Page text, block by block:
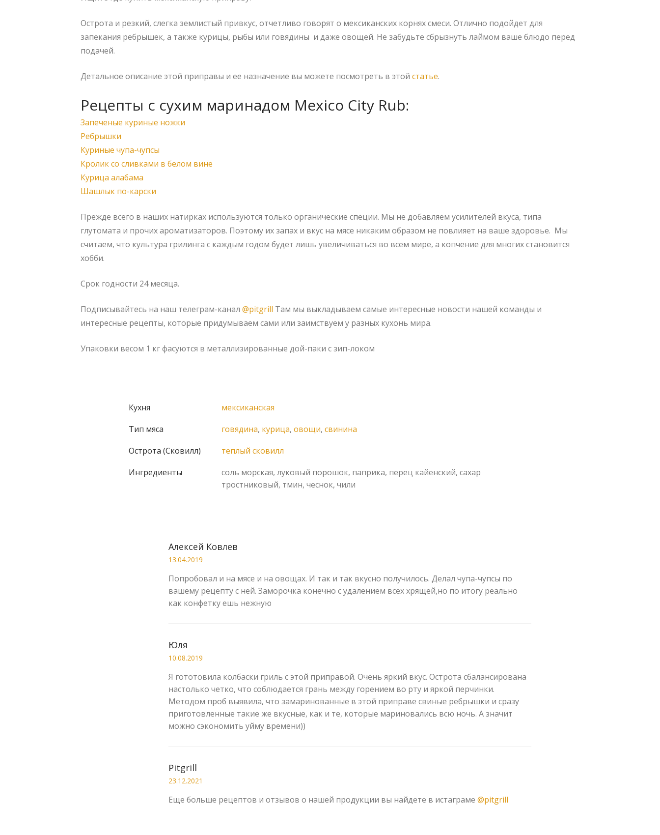
Острота и резкий, слегка землистый привкус, отчетливо говорят о мексиканских корнях смеси. Отлично подойдет для
запекания ребрышек, а также курицы, рыбы или говядины и даже овощей. Не забудьте сбрызнуть лаймом ваше блюдо перед
подачей.
Детальное описание этой приправы и ее назначение вы можете посмотреть в этой статье.
Рецепты с сухим маринадом Mexico City Rub:
Запеченые куриные ножки
Ребрышки
Куриные чупа-чупсы
Кролик со сливками в белом вине
Курица алабама
Шашлык по-карски
Прежде всего в наших натирках используются только органические специи. Мы не добавляем усилителей вкуса, типа
глутомата и прочих ароматизаторов. Поэтому их запах и вкус на мясе никаким образом не повлияет на ваше здоровье. Мы
считаем, что культура грилинга с каждым годом будет лишь увеличиваться во всем мире, а копчение для многих становится
хобби.
Срок годности 24 месяца.
Подписывайтесь на наш телеграм-канал @pitgrill Там мы выкладываем самые интересные новости нашей команды и
интересные рецепты, которые придумываем сами или заимствуем у разных кухонь мира.
Упаковки весом 1 кг фасуются в металлизированные дой-паки с зип-локом
Кухня
мексиканская
Тип мяса
говядина, курица, овощи, свинина
Острота (Сковилл)
теплый сковилл
Ингредиенты
cоль морская, луковый порошок, паприка, перец кайенский, сахар
тростниковый, тмин, чеснок, чили
Алексей Ковлев
13.04.2019
Попробовал и на мясе и на овощах. И так и так вкусно получилось. Делал чупа-чупсы по
вашему рецепту с ней. Заморочка конечно с удалением всех хрящей,но по итогу реально
как конфетку ешь нежную
Юля
10.08.2019
Я гототовила колбаски гриль с этой приправой. Очень яркий вкус. Острота сбалансирована
настолько четко, что соблюдается грань между горением во рту и яркой перчинки.
Методом проб выявила, что замаринованные в этой приправе свиные ребрышки и сразу
приготовленные такие же вкусные, как и те, которые мариновались всю ночь. А значит
можно сэкономить уйму времени))
Pitgrill
23.12.2021
Еще больше рецептов и отзывов о нашей продукции вы найдете в истаграме @pitgrill